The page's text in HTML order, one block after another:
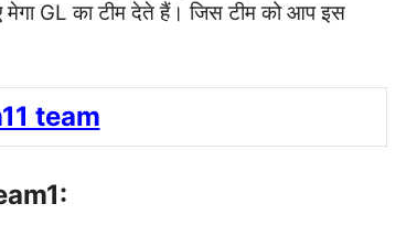
GL का टीम देते हैं। जिस टीम को आप इस
team